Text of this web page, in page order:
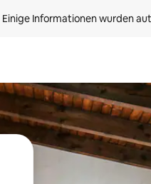
Einige Informationen wurden